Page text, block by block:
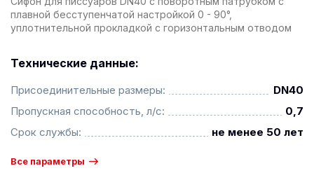
плавной бесступенчатой настройкой 0 - 90°,
уплотнительной прокладкой с горизонтальным отводом
Технические данные:
Присоединительные размеры:
DN40
Пропускная способность, л/с:
0,7
Срок службы:
не менее 50 лет
Все параметры